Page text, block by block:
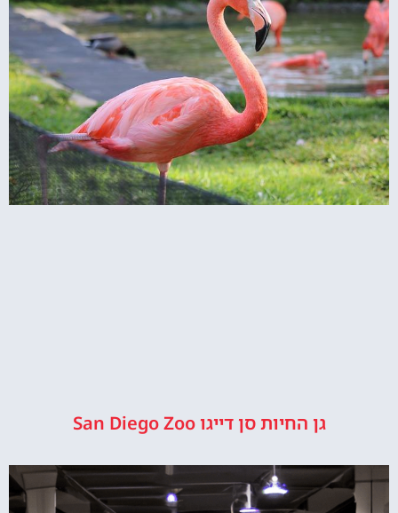
גן החיות סן דייגו San Diego Zoo